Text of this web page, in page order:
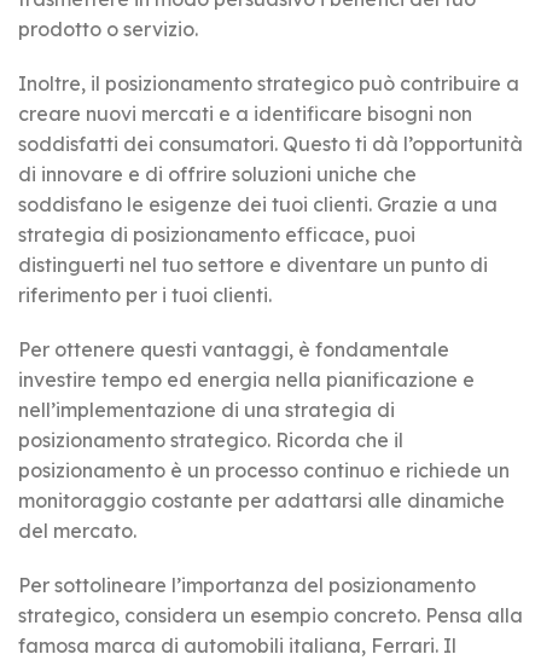
prodotto o servizio.
Inoltre, il posizionamento strategico può contribuire a
creare nuovi mercati e a identificare bisogni non
soddisfatti dei consumatori. Questo ti dà l’opportunità
di innovare e di offrire soluzioni uniche che
soddisfano le esigenze dei tuoi clienti. Grazie a una
strategia di posizionamento efficace, puoi
distinguerti nel tuo settore e diventare un punto di
riferimento per i tuoi clienti.
Per ottenere questi vantaggi, è fondamentale
investire tempo ed energia nella pianificazione e
nell’implementazione di una strategia di
posizionamento strategico. Ricorda che il
posizionamento è un processo continuo e richiede un
monitoraggio costante per adattarsi alle dinamiche
del mercato.
Per sottolineare l’importanza del posizionamento
strategico, considera un esempio concreto. Pensa alla
famosa marca di automobili italiana, Ferrari. Il